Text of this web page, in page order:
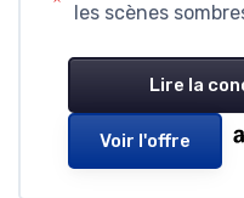
les scènes
Lire la
Voir l'offre